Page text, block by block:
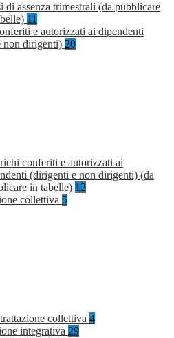
di assenza trimestrali (da pubblicare
11
e autorizzati ai dipendenti
non dirigenti) 20
conferiti e autorizzati ai
(dirigenti e non dirigenti) (da
in tabelle) 12
collettiva 5
collettiva 4
integrativa 29